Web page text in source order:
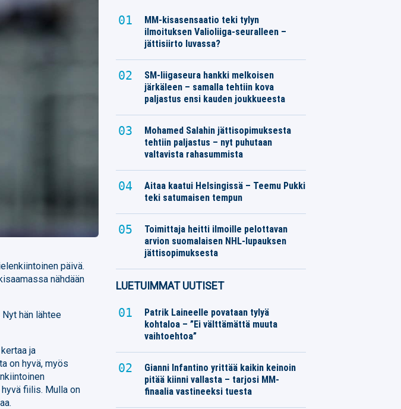
päivä.
nähdään
hän lähtee
ja
on hyvä, myös
fiilis. Mulla on
MM-kisasensaatio teki tylyn
ilmoituksen Valioliiga-seuralleen –
jättisiirto luvassa?
SM-liigaseura hankki melkoisen
järkäleen – samalla tehtiin kova
paljastus ensi kauden joukkueesta
Mohamed Salahin jättisopimuksesta
tehtiin paljastus – nyt puhutaan
valtavista rahasummista
Aitaa kaatui Helsingissä – Teemu Pukki
teki satumaisen tempun
Toimittaja heitti ilmoille pelottavan
arvion suomalaisen NHL-lupauksen
jättisopimuksesta
LUETUIMMAT UUTISET
Patrik Laineelle povataan tylyä
kohtaloa – ”Ei välttämättä muuta
vaihtoehtoa”
Gianni Infantino yrittää kaikin keinoin
pitää kiinni vallasta – tarjosi MM-
finaalia vastineeksi tuesta